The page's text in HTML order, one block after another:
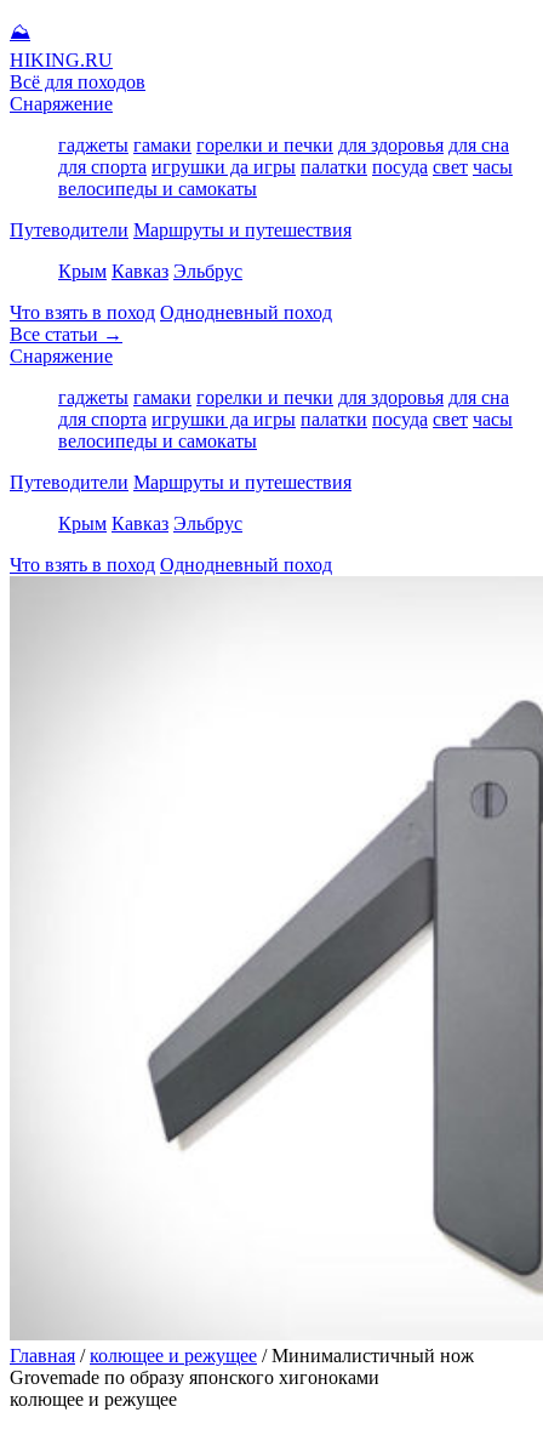
⛰
HIKING.RU
Всё для походов
Снаряжение
гаджеты гамаки горелки и печки для здоровья для сна
для спорта игрушки да игры палатки посуда свет часы
велосипеды и самокаты
Путеводители Маршруты и путешествия
Крым Кавказ Эльбрус
Что взять в поход Однодневный поход
Все статьи →
Снаряжение
гаджеты гамаки горелки и печки для здоровья для сна
для спорта игрушки да игры палатки посуда свет часы
велосипеды и самокаты
Путеводители Маршруты и путешествия
Крым Кавказ Эльбрус
Что взять в поход Однодневный поход
Главная / колющее и режущее / Минималистичный нож
Grovemade по образу японского хигоноками
колющее и режущее